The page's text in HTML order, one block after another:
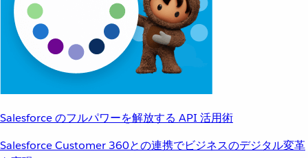
Salesforce のフルパワーを解放する API 活用術
Salesforce Customer 360との連携でビジネスのデジタル変革